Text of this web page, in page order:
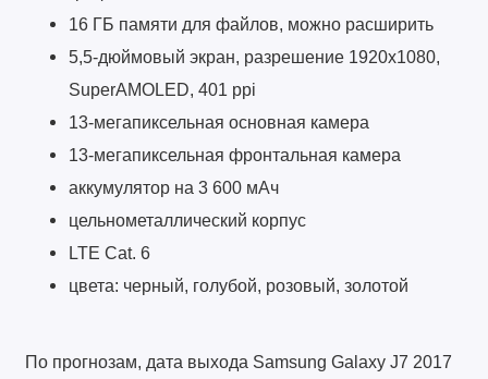
16 ГБ памяти для файлов, можно расширить
5,5-дюймовый экран, разрешение 1920x1080,
SuperAMOLED, 401 ppi
13-мегапиксельная основная камера
13-мегапиксельная фронтальная камера
аккумулятор на 3 600 мАч
цельнометаллический корпус
LTE Cat. 6
цвета: черный, голубой, розовый, золотой
По прогнозам, дата выхода Samsung Galaxy J7 2017